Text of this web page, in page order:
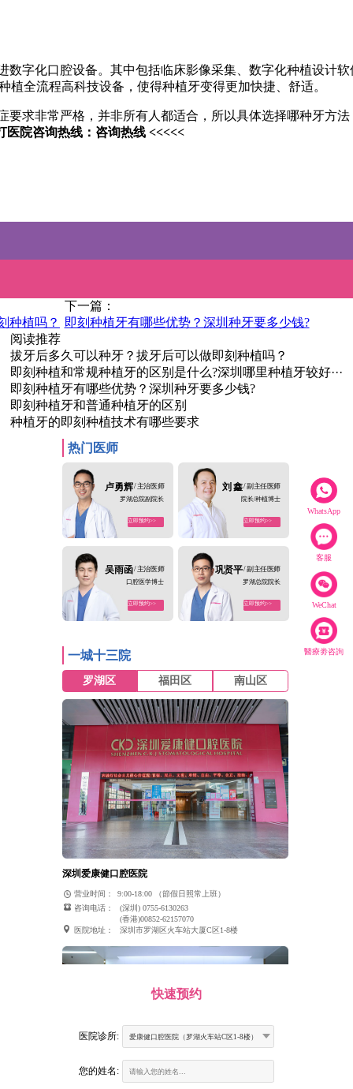
WhatsApp
客服
WeChat
醫療劵咨詢
数字化口腔设备。其中包括临床影像采集、数字化种植设计
全流程高科技设备，使得种植牙变得更加快捷、舒适。
要求非常严格，并非所有人都适合，所以具体选择哪种牙方
医院咨询热线：咨询热线 <<<<<
种植吗？
下一篇：
即刻种植牙有哪些优势？深圳种牙要多少钱?
阅读推荐
拔牙后多久可以种牙？拔牙后可以做即刻种植吗？
即刻种植和常规种植牙的区别是什么?深圳哪里种植牙较好···
即刻种植牙有哪些优势？深圳种牙要多少钱?
即刻种植牙和普通种植牙的区别
种植牙的即刻种植技术有哪些要求
热门医师
卢勇辉/ 主治医师
罗湖总院副院长
立即预约>>
刘 鑫/ 副主任医师
院长/种植博士
立即预约>>
吴雨函/ 主治医师
口腔医学博士
立即预约>>
巩贤平/ 副主任医师
罗湖总院院长
立即预约>>
一城十三院
罗湖区 福田区 南山区
深圳爱康健口腔医院
营业时间：
9:00-18:00 （節假日照常上班）
咨询电话：
(深圳) 0755-6130263
(香港)00852-62157070
医院地址：
深圳市罗湖区火车站大厦C区1-8楼
快速预约
医院诊所: 爱康健口腔医院（罗湖火车站C区1-8楼）
您的姓名: